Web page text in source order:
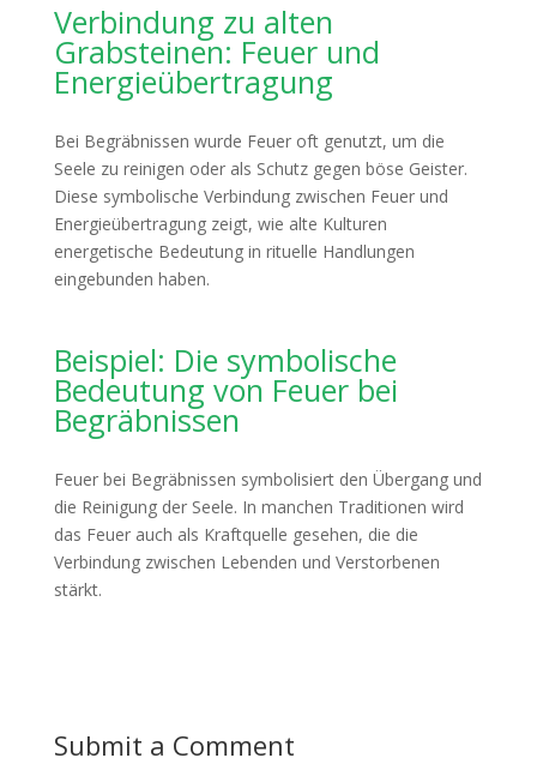
Verbindung zu alten
Grabsteinen: Feuer und
Energieübertragung
Bei Begräbnissen wurde Feuer oft genutzt, um die
Seele zu reinigen oder als Schutz gegen böse Geister.
Diese symbolische Verbindung zwischen Feuer und
Energieübertragung zeigt, wie alte Kulturen
energetische Bedeutung in rituelle Handlungen
eingebunden haben.
Beispiel: Die symbolische
Bedeutung von Feuer bei
Begräbnissen
Feuer bei Begräbnissen symbolisiert den Übergang und
die Reinigung der Seele. In manchen Traditionen wird
das Feuer auch als Kraftquelle gesehen, die die
Verbindung zwischen Lebenden und Verstorbenen
stärkt.
Submit a Comment